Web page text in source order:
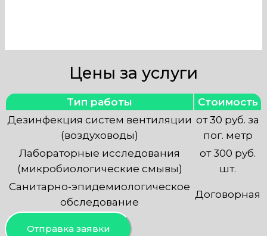
Цены за услуги
Тип работы
Стоимость
Дезинфекция систем вентиляции
(воздуховоды)
от 30 руб. за
пог. метр
Лабораторные исследования
(микробиологические смывы)
от 300 руб.
шт.
Санитарно-эпидемиологическое
обследование
Договорная
Отправка заявки